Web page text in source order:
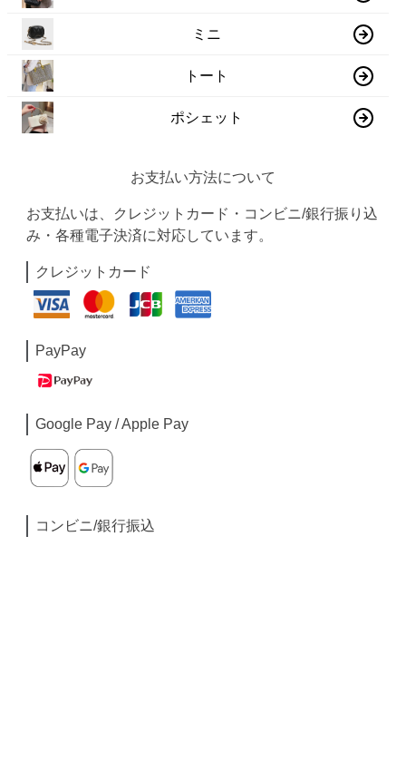
ミニ
トート
ポシェット
お支払い方法について
お支払いは、クレジットカード・コンビニ/銀行振り込
み・各種電子決済に対応しています。
クレジットカード
PayPay
Google Pay / Apple Pay
コンビニ/銀行振込